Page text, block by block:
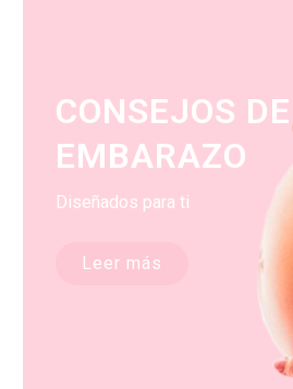
CONSEJOS DE
EMBARAZO
Diseñados para ti
Leer más